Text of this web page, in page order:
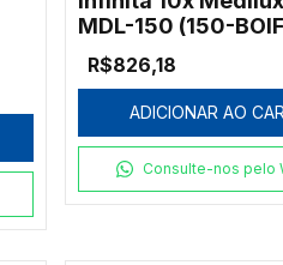
MDL-150 (150-
R$826,18
ADICIONAR AO
Consulte-nos pelo